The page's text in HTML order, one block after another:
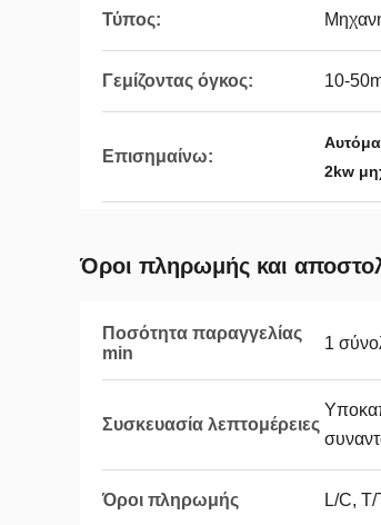
Τύπος:
Γεμίζοντας όγκος: 10-
Επισημαίνω:
2kw
Όροι πληρωμής και
Ποσότητα παραγγελίας
min
1
Συσκευασία λεπτομέρειες
Όροι πληρωμής L/C, T/